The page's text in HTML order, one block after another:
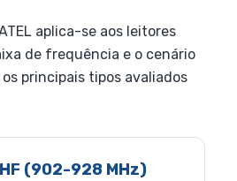
aplica-se aos leitores
de frequência e o cenário
os principais tipos avaliados
(902-928 MHz)